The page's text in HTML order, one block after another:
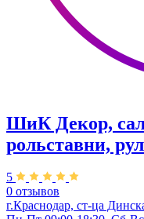
ШиК Декор,
рольставни,
5
0 отзывов
г.Краснодар, ст-ца